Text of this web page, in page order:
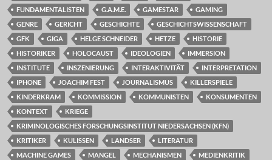
FUNDAMENTALISTEN
G.A.M.E. GAMESTAR
GAMING
GENRE
GERICHT GESCHICHTE
GESCHICHTSWISSENSCHAFT
GFK
GIGA HELGE SCHNEIDER HETZE
HISTORIE
HISTORIKER
HOLOCAUST IDEOLOGIEN
IMMERSION
INSTITUTE
INSZENIERUNG INTERAKTIVITÄT
INTERPRETATION
IPHONE
JOACHIM FEST JOURNALISMUS
KILLERSPIELE
KINDERKRAM
KOMMISSION KOMMUNISTEN
KONSUMENTEN
KONTEXT
KRIEGE
KRIMINOLOGISCHES FORSCHUNGSINSTITUT NIEDERSACHSEN (KFN)
KRITIKER
KULISSEN LANDSER
LITERATUR
MACHINE GAMES
MANGEL MECHANISMEN
MEDIENKRITIK